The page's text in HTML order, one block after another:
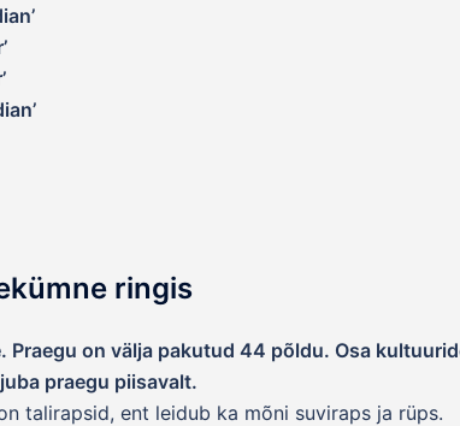
ringis
Praegu on välja pakutud 44 põldu. Osa
praegu piisavalt.
talirapsid, ent leidub ka mõni suviraps ja rüps.